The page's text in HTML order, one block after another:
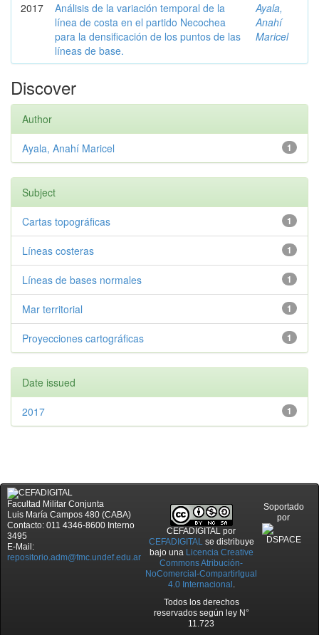
2017
Análisis de la variación temporal de la
línea de costa en el partido Necochea
para la densificación de los puntos de las
líneas de base.
Ayala,
Anahí
Maricel
Discover
Author
1
Ayala, Anahí Maricel
Subject
1
Cartas topográficas
1
Líneas costeras
1
Líneas de bases normales
1
Mar territorial
1
Proyecciones cartográficas
Date issued
1
2017
Facultad Militar Conjunta
Luis María Campos 480 (CABA)
Contacto: 011 4346-8600 Interno
3495
E-Mail:
repositorio.adm@fmc.undef.edu.ar
CEFADIGITAL por
CEFADIGITALse distribuye
bajo una Licencia Creative
Commons Atribución-
NoComercial-CompartirIgual
4.0 Internacional .
Todos los derechos
reservados según ley N°
11.723
Soportado
por